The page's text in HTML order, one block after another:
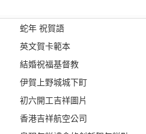
蛇年 祝賀語
英文賀卡範本
結婚祝福基督教
伊賀上野城城下町
初六開工吉祥圖片
香港吉祥航空公司